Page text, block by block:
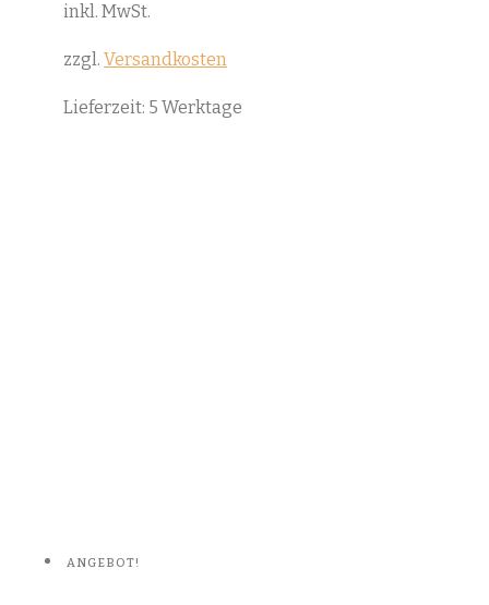
inkl. MwSt.
zzgl. Versandkosten
Lieferzeit: 5 Werktage
ANGEBOT!